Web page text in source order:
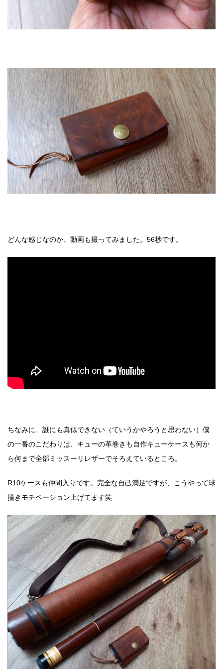
どんな感じなのか、動画も撮ってみました。56秒です。
ちなみに、誰にも真似できない（ていうかやろうと思わない）僕
の一番のこだわりは、キューの革巻きも自作キューケースも何か
ら何まで全部ミッスーリレザーでそろえているところ。
R10ケースも仲間入りです。完全な自己満足ですが、こうやって球
撞きモチベーション上げてます笑